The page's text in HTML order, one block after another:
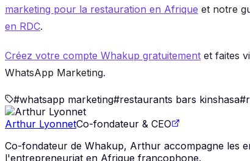
marketing pour la restauration en Afrique et notre
en RDC.
Créez votre compte Whakup gratuitement et faites
WhatsApp Marketing.
#whatsapp marketing#restaurants bars kinshasa#
Arthur LyonnetCo-fondateur & CEO
Co-fondateur de Whakup, Arthur accompagne les
l'entrepreneuriat en Afrique francophone.